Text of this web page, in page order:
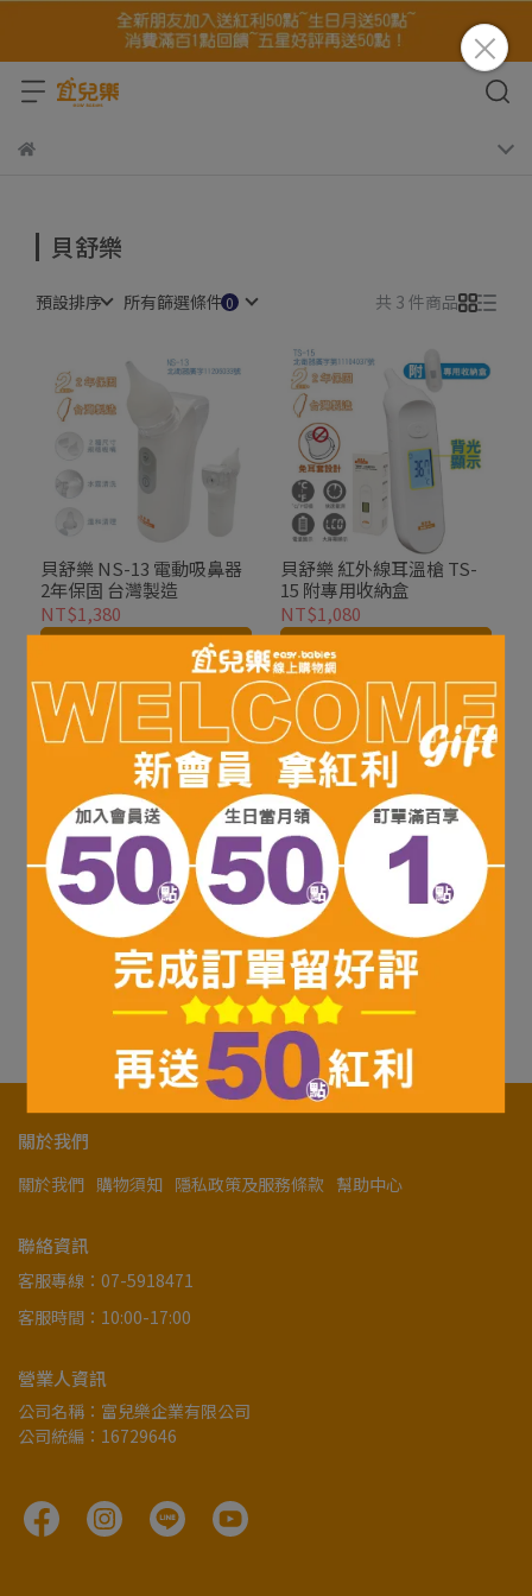
貝舒樂
預設排序 所有篩選條件 共 3 件商品
貝舒樂 NS-13 電動吸鼻器
2年保固 台灣製造
NT$1,380
貝舒樂 紅外線耳溫槍 TS-
15 附專用收納盒
NT$1,080
貝舒樂 紅外線額耳溫計 額
溫槍 體溫計 耳溫槍 耳溫計
兩用款耳額溫計
加入購物車
關於我們
關於我們 購物須知 隱私政策及服務條款 幫助中心
聯絡資訊
客服專線：07-5918471
客服時間：10:00-17:00
營業人資訊
公司名稱：富兒樂企業有限公司
公司統編：16729646